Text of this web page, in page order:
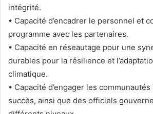
intégrité.
• Capacité d’encadrer le personnel et
programme avec les partenaires.
• Capacité en réseautage pour une
durables pour la résilience et
climatique.
• Capacité d’engager les
succès, ainsi que des officiels